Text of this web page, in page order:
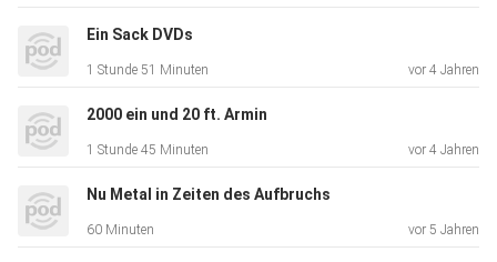
Ein Sack DVDs
1 Stunde 51 Minuten vor 4 Jahren
2000 ein und 20 ft. Armin
1 Stunde 45 Minuten vor 4 Jahren
Nu Metal in Zeiten des Aufbruchs
60 Minuten vor 5 Jahren